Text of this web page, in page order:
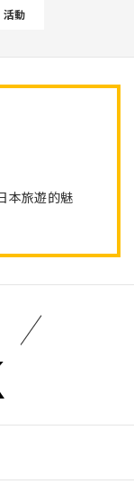
活動
本旅遊的魅